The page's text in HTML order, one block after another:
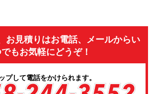
お見積りはお電話、メールからい
もお気軽にどうぞ！
プして電話をかけられます。